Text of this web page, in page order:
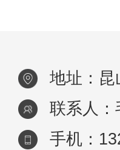
地址：昆
联系人：
手机：